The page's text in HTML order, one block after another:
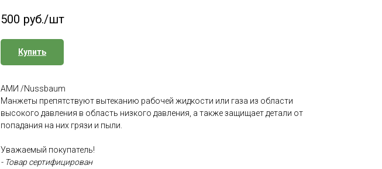
500 руб./шт
Купить
АМИ /Nussbaum
Манжеты препятствуют вытеканию рабочей жидкости или газа из области
высокого давления в область низкого давления, а также защищает детали от
попадания на них грязи и пыли.
Уважаемый покупатель!
- Товар сертифицирован